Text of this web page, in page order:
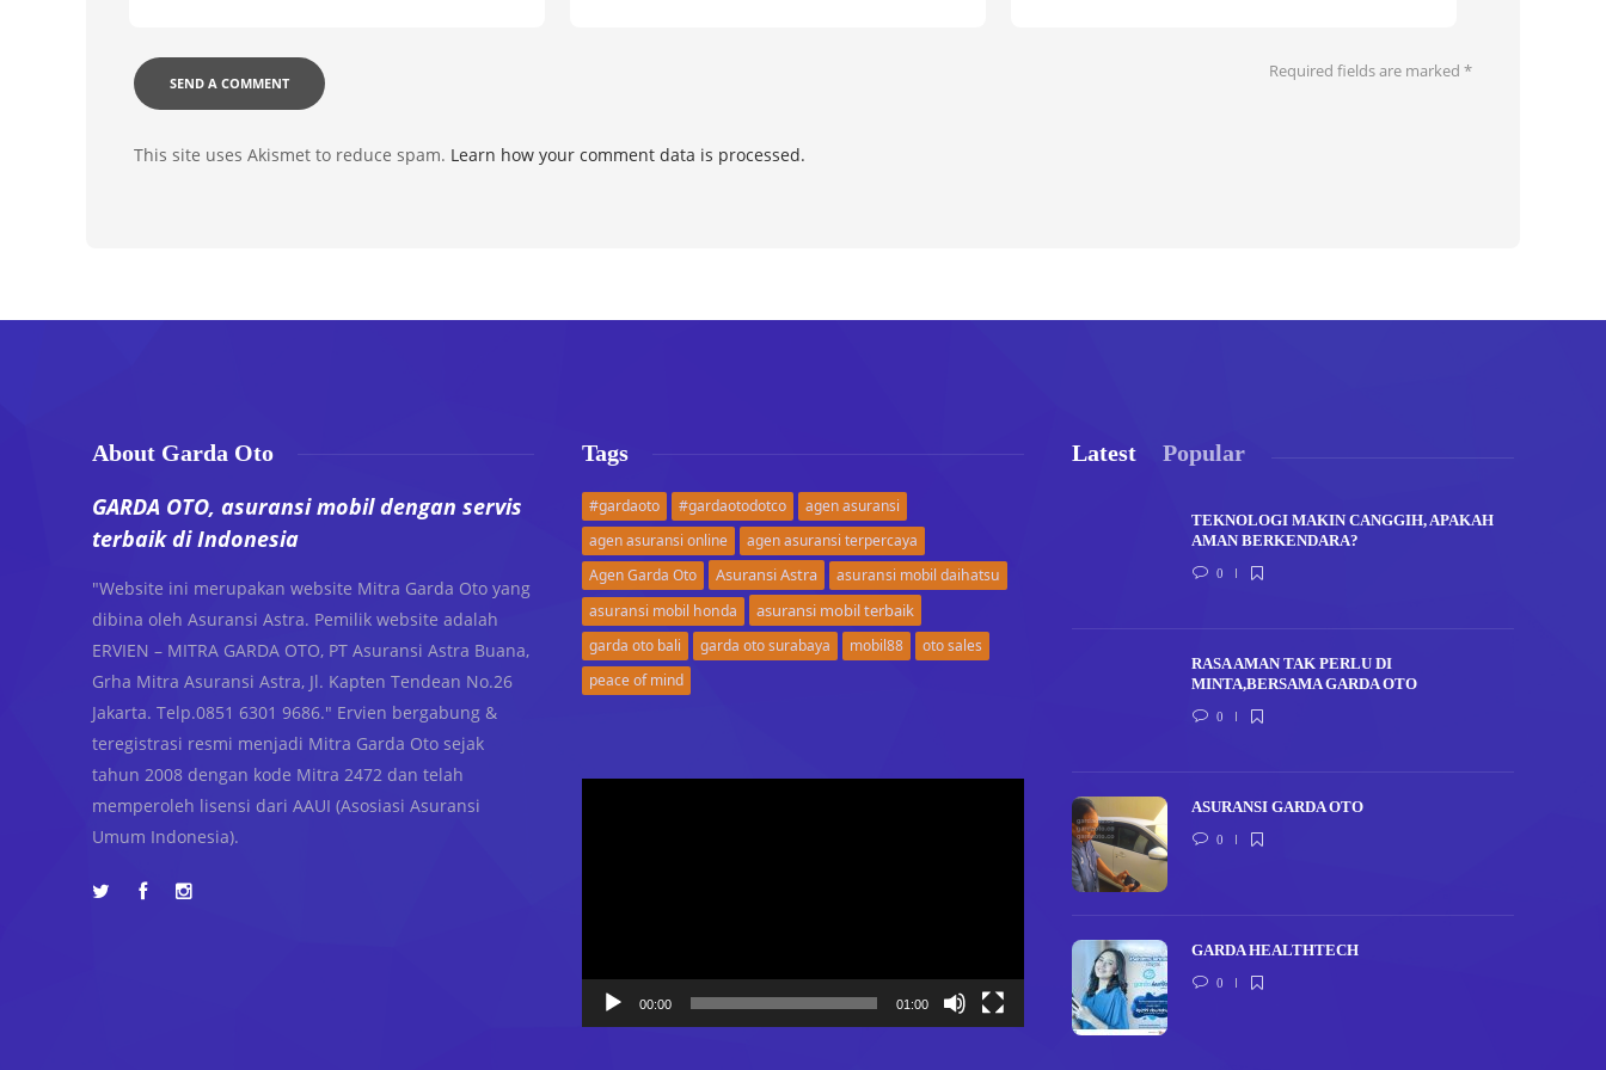
Required fields are marked *
This site uses Akismet to reduce spam. Learn how your comment data is processed.
About Garda Oto
GARDA OTO, asuransi mobil dengan servis
terbaik di Indonesia
"Website ini merupakan website Mitra Garda Oto yang
dibina oleh Asuransi Astra. Pemilik website adalah
ERVIEN – MITRA GARDA OTO, PT Asuransi Astra Buana,
Grha Mitra Asuransi Astra, Jl. Kapten Tendean No.26
Jakarta. Telp.0851 6301 9686." Ervien bergabung &
teregistrasi resmi menjadi Mitra Garda Oto sejak
tahun 2008 dengan kode Mitra 2472 dan telah
memperoleh lisensi dari AAUI (Asosiasi Asuransi
Umum Indonesia).
Tags
#gardaoto #gardaotodotco
agen asuransi
agen asuransi online
agen asuransi terpercaya
Agen Garda Oto
Asuransi Astra
asuransi mobil daihatsu
asuransi mobil honda
asuransi mobil terbaik
garda oto bali garda oto surabaya mobil88
oto sales
peace of mind
00:00 01:00
Latest Popular
TEKNOLOGI MAKIN CANGGIH, APAKAH
AMAN BERKENDARA?
0
RASA AMAN TAK PERLU DI
MINTA,BERSAMA GARDA OTO
0
ASURANSI GARDA OTO
0
GARDA HEALTHTECH
0